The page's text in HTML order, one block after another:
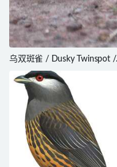
乌双斑雀 / Dusky Twinspot /
Euschistospiza cinereovinacea